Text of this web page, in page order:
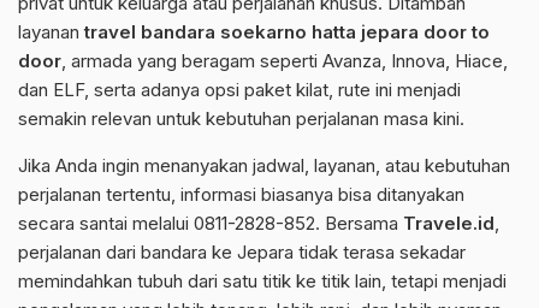
layanantravel bandara soekarno hatta jepara door to
door, armada yang beragam seperti Avanza, Innova, Hiace,
dan ELF, serta adanya opsi paket kilat, rute ini menjadi
semakin relevan untuk kebutuhan perjalanan masa kini.
Jika Anda ingin menanyakan jadwal, layanan, atau kebutuhan
perjalanan tertentu, informasi biasanya bisa ditanyakan
secara santai melalui 0811-2828-852. Bersama Travele.id,
perjalanan dari bandara ke Jepara tidak terasa sekadar
memindahkan tubuh dari satu titik ke titik lain, tetapi menjadi